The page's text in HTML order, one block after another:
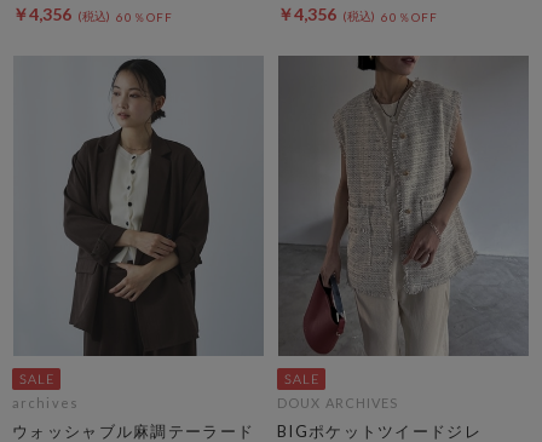
￥4,356 60％OFF ￥4,356 60％OFF
archives
ウォッシャブル麻調テーラード
DOUX ARCHIVES
BIGポケットツイードジレ